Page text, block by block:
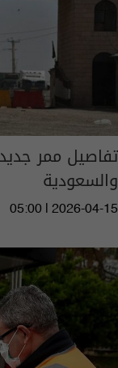
تفاصيل ممر
والسعودية
05:00 | 2026-04-15